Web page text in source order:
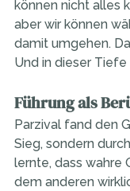
können nicht alles
aber wir können
damit umgehen.
Und in dieser
Führung als
Parzival fand den
Sieg, sondern
lernte, dass wahre
dem anderen